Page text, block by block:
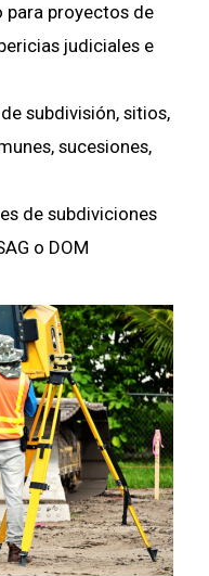
proyectos de
judiciales e
subdivisión, sitios,
sucesiones,
de subdiviciones
o DOM